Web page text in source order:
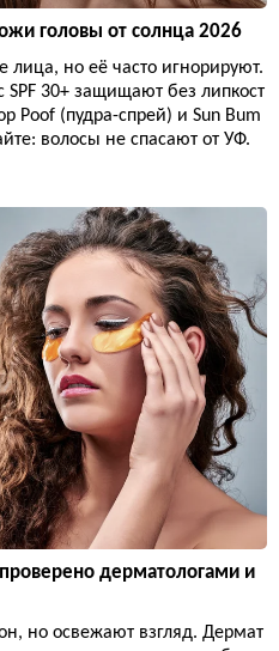
головы от солнца 2026
лица, но её часто игнорируют.
30+ защищают без липкост
Poof (пудра-спрей) и Sun Bum
волосы не спасают от УФ.
дерматологами и
но освежают взгляд. Дермат